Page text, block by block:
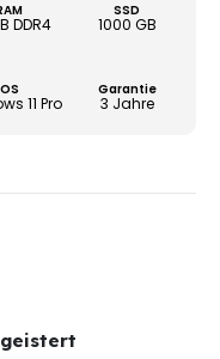
DDR4
SSD
1000 GB
OS
11 Pro
Garantie
3 Jahre